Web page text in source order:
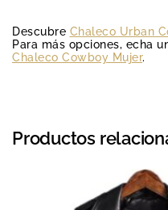
Descubre Chaleco Urban
Para más opciones, echa
Chaleco Cowboy Mujer.
Productos